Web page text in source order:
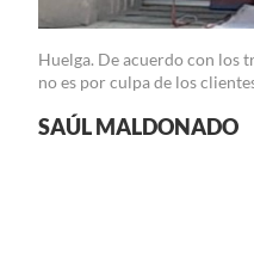
Huelga. De acuerdo con los
no es por culpa de los
SAÚL MALDONADO